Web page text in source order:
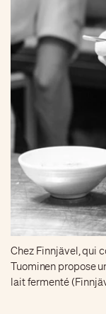
Chez Finnjävel, qui
Tuominen propose
lait fermenté